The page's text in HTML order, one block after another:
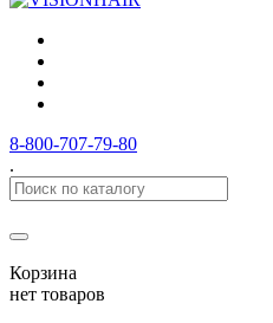
8-800-707-79-80
.
Корзина
нет товаров